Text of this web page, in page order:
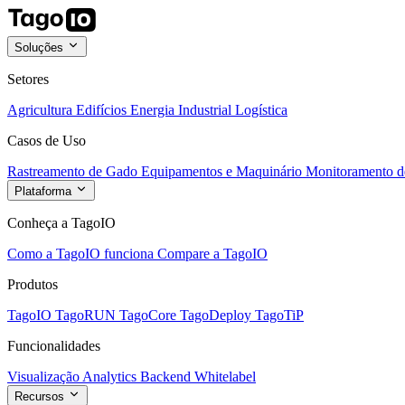
Soluções
Setores
Agricultura Edifícios Energia Industrial Logística
Casos de Uso
Rastreamento de Gado Equipamentos e Maquinário Monitoramento
Plataforma
Conheça a TagoIO
Como a TagoIO funciona Compare a TagoIO
Produtos
TagoIO TagoRUN TagoCore TagoDeploy TagoTiP
Funcionalidades
Visualização Analytics Backend Whitelabel
Recursos